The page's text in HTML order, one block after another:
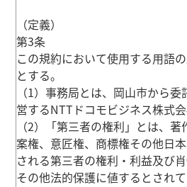
（定義）
第3条
この規約において使用する用語
とする。
（1）事務局とは、岡山市から
営するNTTドコモビジネス株式会
（2）「第三者の権利」とは、
案権、意匠権、商標権その他日
される第三者の権利・利益及び
その他法的保護に値するとされ